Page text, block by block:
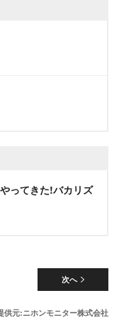
ってきた!バカリズ
次へ
供元:ニホンモニター株式会社